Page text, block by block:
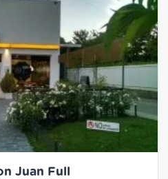
Juan Full